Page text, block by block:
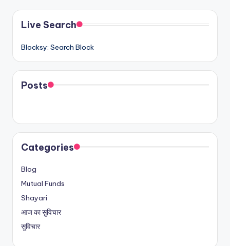
pagination
Live Search
Blocksy: Search Block
Posts
Categories
Blog
Mutual Funds
Shayari
आज का सुविचार
सुविचार